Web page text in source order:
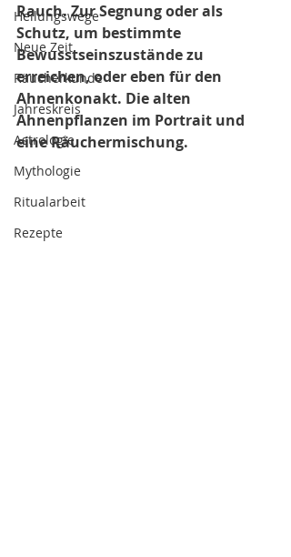
Heilungswege
Neue Zeit
Räucherkunde
Jahreskreis
Astrologie
Mythologie
Ritualarbeit
Rezepte
Rauch. Zur Segnung oder als
Schutz, um bestimmte
Bewusstseinszustände zu
erreichen, oder eben für den
Ahnenkonakt. Die alten
Ahnenpflanzen im Portrait und
eine Räuchermischung.